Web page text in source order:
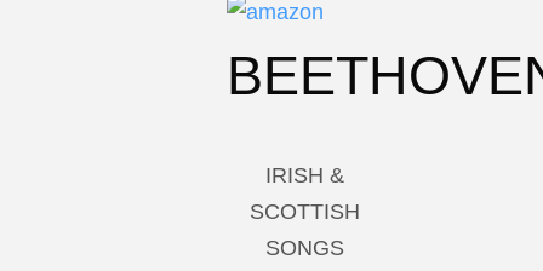
IRISH &
SCOTTISH
SONGS